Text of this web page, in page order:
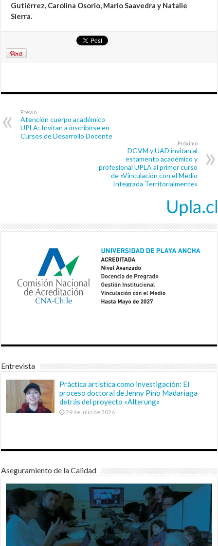
Gutiérrez, Carolina Osorio, Mario Saavedra y Natalie
Sierra.
Previo
Atención cuerpo académico
UPLA: Invitan a inscribirse en
Cursos de Desarrollo Docente
Próximo
DGVM y UAD invitan al
estamento académico y
profesional UPLA al primer curso
de «Vinculación con el Medio
Integrada Territorialmente»
Entrevista
Práctica artística como investigación: El
proceso doctoral de Jenny Pino Madariaga
detrás del proyecto «Alterung»
29 de julio de 2026
Aseguramiento de la Calidad